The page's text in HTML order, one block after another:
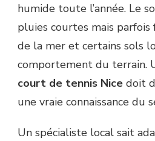
humide toute l’année. Le
pluies courtes mais
de la mer et certains sols
comportement du terrain.
court de tennis Nice doit
une vraie connaissance du
Un spécialiste local sait